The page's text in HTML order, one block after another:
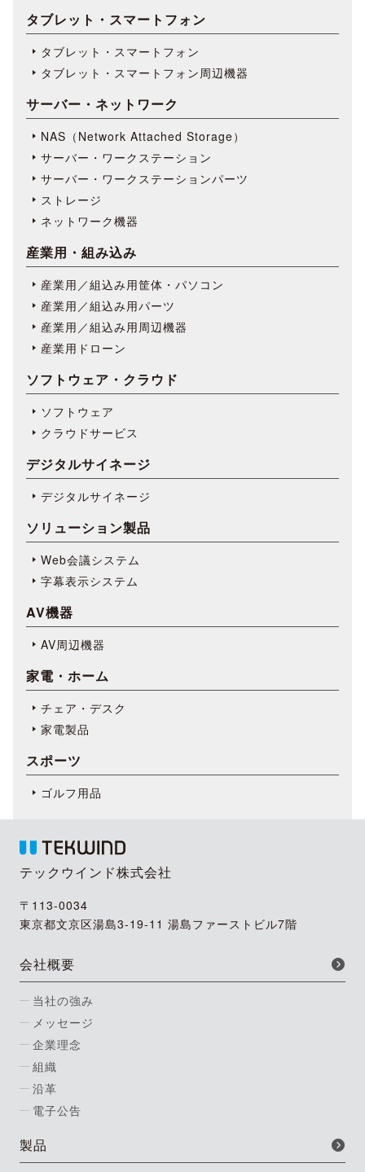
タブレット・スマートフォン
タブレット・スマートフォン
タブレット・スマートフォン周辺機器
サーバー・ネットワーク
NAS（Network Attached Storage）
サーバー・ワークステーション
サーバー・ワークステーションパーツ
ストレージ
ネットワーク機器
産業用・組み込み
産業用／組込み用筐体・パソコン
産業用／組込み用パーツ
産業用／組込み用周辺機器
産業用ドローン
ソフトウェア・クラウド
ソフトウェア
クラウドサービス
デジタルサイネージ
デジタルサイネージ
ソリューション製品
Web会議システム
字幕表⽰システム
AV機器
AV周辺機器
家電・ホーム
チェア・デスク
家電製品
スポーツ
ゴルフ用品
テックウインド株式会社
〒113-0034
東京都文京区湯島3-19-11 湯島ファーストビル7階
会社概要
当社の強み
メッセージ
企業理念
組織
沿革
電子公告
製品